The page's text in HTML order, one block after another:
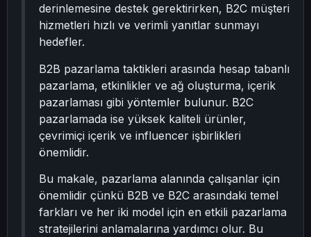
derinlemesine destek gerektirirken, B2C müşteri
hizmetleri hızlı ve verimli yanıtlar sunmayı
hedefler.
B2B pazarlama taktikleri arasında hesap tabanlı
pazarlama, etkinlikler ve ağ oluşturma, içerik
pazarlaması gibi yöntemler bulunur. B2C
pazarlamada ise yüksek kaliteli ürünler,
çevrimiçi içerik ve influencer işbirlikleri
önemlidir.
Bu makale, pazarlama alanında çalışanlar için
önemlidir çünkü B2B ve B2C arasındaki temel
farkları ve her iki model için en etkili pazarlama
stratejilerini anlamalarına yardımcı olur. Bu